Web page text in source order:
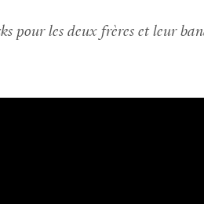
pour les deux frères et leur